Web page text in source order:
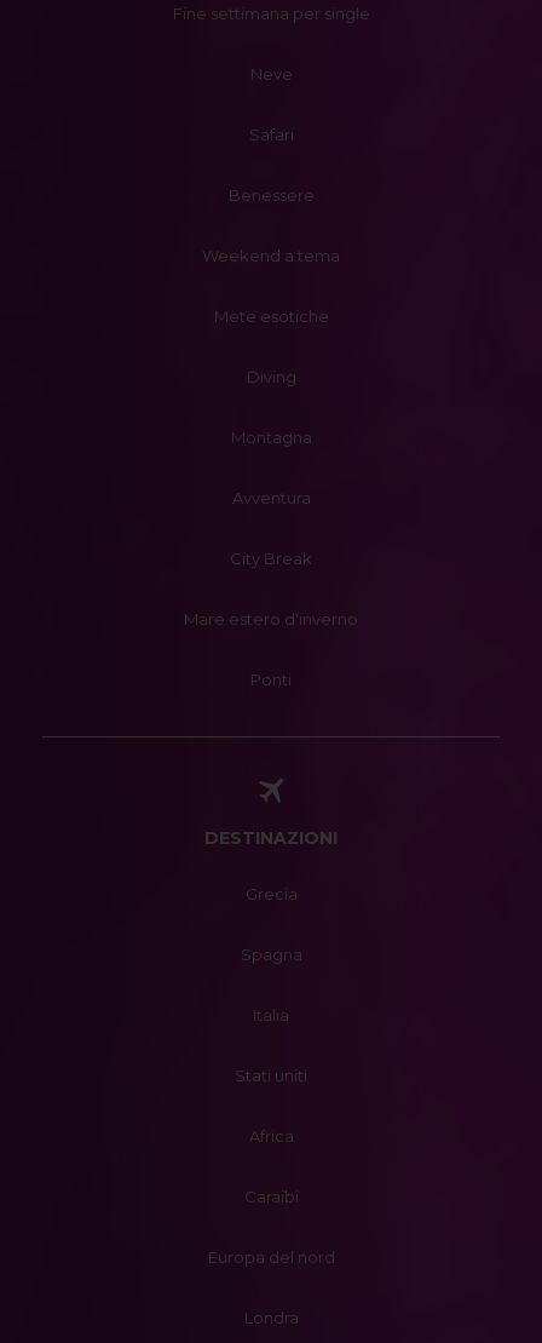
Fine settimana per single
Neve
Safari
Benessere
Weekend a tema
Mete esotiche
Diving
Montagna
Avventura
City Break
Mare estero d'inverno
Ponti
DESTINAZIONI
Grecia
Spagna
Italia
Stati uniti
Africa
Caraibi
Europa del nord
Londra